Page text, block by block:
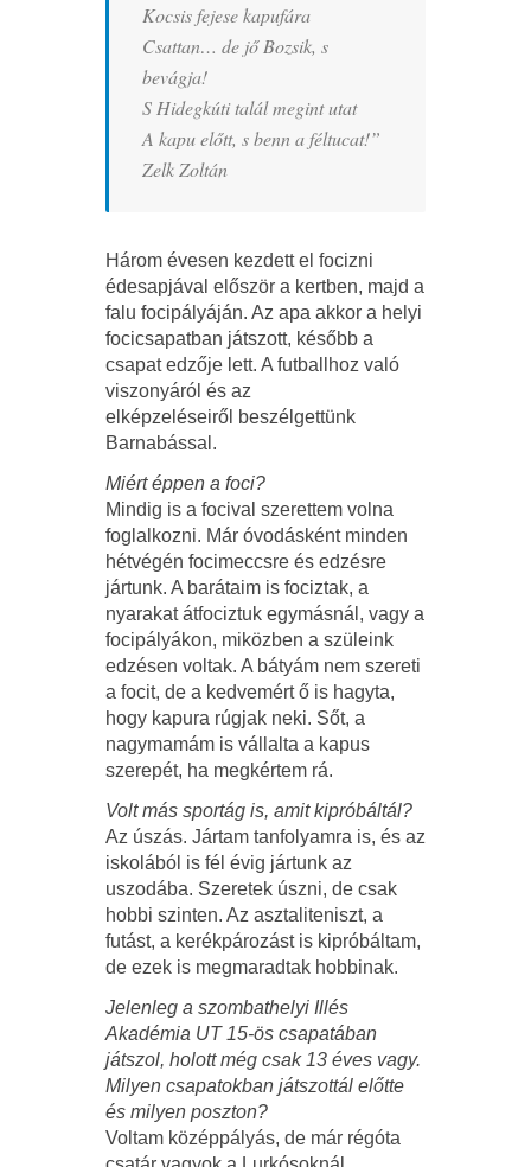
Kocsis fejese kapufára
Csattan… de jő Bozsik, s
bevágja!
S Hidegkúti talál megint utat
A kapu előtt, s benn a féltucat!”
Zelk Zoltán
Három évesen kezdett el focizni
édesapjával először a kertben, majd a
falu focipályáján. Az apa akkor a helyi
focicsapatban játszott, később a
csapat edzője lett. A futballhoz való
viszonyáról és az
elképzeléseiről beszélgettünk
Barnabással.
Miért éppen a foci?
Mindig is a focival szerettem volna
foglalkozni. Már óvodásként minden
hétvégén focimeccsre és edzésre
jártunk. A barátaim is fociztak, a
nyarakat átfociztuk egymásnál, vagy a
focipályákon, miközben a szüleink
edzésen voltak. A bátyám nem szereti
a focit, de a kedvemért ő is hagyta,
hogy kapura rúgjak neki. Sőt, a
nagymamám is vállalta a kapus
szerepét, ha megkértem rá.
Volt más sportág is, amit kipróbáltál?
Az úszás. Jártam tanfolyamra is, és az
iskolából is fél évig jártunk az
uszodába. Szeretek úszni, de csak
hobbi szinten. Az asztaliteniszt, a
futást, a kerékpározást is kipróbáltam,
de ezek is megmaradtak hobbinak.
Jelenleg a szombathelyi Illés
Akadémia UT 15-ös csapatában
játszol, holott még csak 13 éves vagy.
Milyen csapatokban játszottál előtte
és milyen poszton?
Voltam középpályás, de már régóta